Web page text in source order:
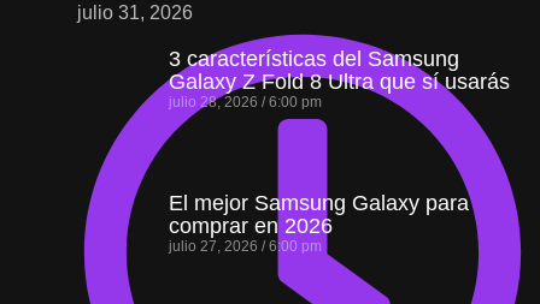
julio 31, 2026
3 características del Samsung
Galaxy Z Fold 8 Ultra que sí usarás
julio 28, 2026 6:00 pm
El mejor Samsung Galaxy para
comprar en 2026
julio 27, 2026 6:00 pm